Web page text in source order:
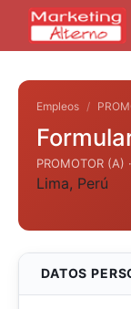
Empleos
PROMOTOR (A) ·
Lima, Perú
DATOS